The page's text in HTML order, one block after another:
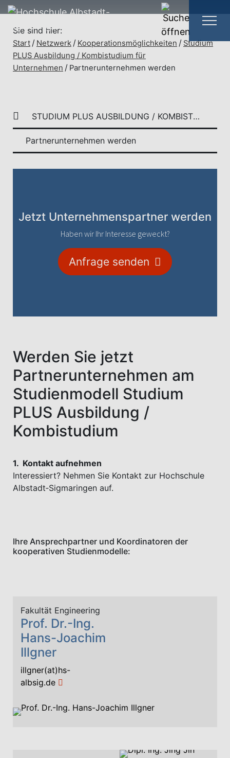
Das Studienmodell mit
Praxis-Plus
Sie sind hier:
Start Netzwerk Kooperationsmöglichkeiten
Studium
PLUS Ausbildung / Kombistudium für
Unternehmen
Partnerunternehmen werden
Werden Sie jetzt
Partnerunternehmen am
Studienmodell Studium
PLUS Ausbildung /
Kombistudium
1. Kontakt aufnehmen
Interessiert? Nehmen Sie Kontakt zur Hochschule
Albstadt‑Sigmaringen auf.
Ihre Ansprechpartner und Koordinatoren der
kooperativen Studienmodelle:
Fakultät Engineering
Prof. Dr.-Ing.
Hans-Joachim
Illgner
illgner(at)hs-
albsig.de
STUDIUM PLUS AUSBILDUNG / KOMBISTUDIUM FÜR UNTERNEHMEN
Partnerunternehmen werden
Jetzt Unternehmenspartner werden
Haben wir Ihr Interesse geweckt?
Anfrage senden